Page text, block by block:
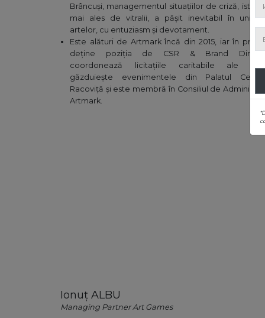
Brâncuși, managementul situațiilor de criză,
mai ales de vitralii, a pășit inevitabil în
artelor, cu entuziasm și devotament.
Este alături de Artmark încă din 2015, iar în
deține poziția de CSR & Brand
coordonează licitațiile caritabile ale
găzduiește evenimentele din Palatul
Racoviță și este membră în Consiliul de
Artmark.
Ionuț ALBU
Managing Partner Art Games